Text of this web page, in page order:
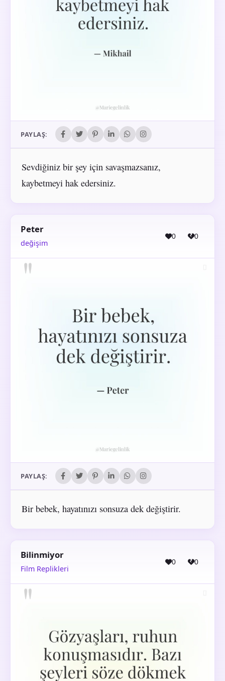
PAYLAŞ:
Sevdiğiniz bir şey için savaşmazsanız,
kaybetmeyi hak edersiniz.
Peter
değişim
0 0
PAYLAŞ:
Bir bebek, hayatınızı sonsuza dek değiştirir.
Bilinmiyor
Film Replikleri
0 0